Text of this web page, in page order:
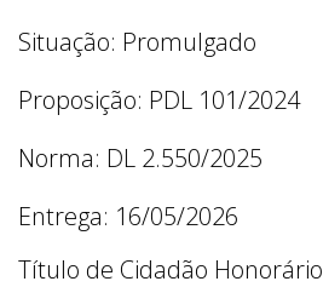
Situação: Promulgado
Proposição: PDL 101/2024
Norma: DL 2.550/2025
Entrega: 16/05/2026
Título de Cidadão Honorário